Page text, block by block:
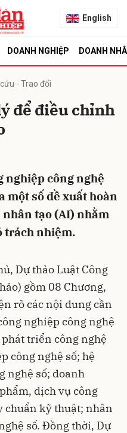
English
DOANH NGHIỆP DOANH
- Trao đổi
để điều chỉnh
nghiệp công nghệ
một số đề xuất hoàn
tạo (AI) nhằm
trách nhiệm.
Dự thảo Luật Công
gồm 08 Chương,
rõ các nội dung cần
nghiệp công nghệ
triển công nghệ
công nghệ số; hệ
nghệ số; doanh
dịch vụ công
chuẩn kỹ thuật; nhân
số. Đồng thời, Dự
Hủy